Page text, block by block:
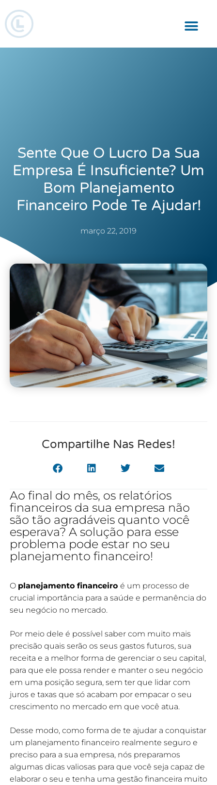
Sente Que O Lucro Da Sua
Empresa É Insuficiente? Um
Bom Planejamento
Financeiro Pode Te Ajudar!
março 22, 2019
Compartilhe Nas Redes!
Ao final do mês, os relatórios
financeiros da sua empresa não
são tão agradáveis quanto você
esperava? A solução para esse
problema pode estar no seu
planejamento financeiro!
O planejamento financeiro é um processo de
crucial importância para a saúde e permanência do
seu negócio no mercado.
Por meio dele é possível saber com muito mais
precisão quais serão os seus gastos futuros, sua
receita e a melhor forma de gerenciar o seu capital,
para que ele possa render e manter o seu negócio
em uma posição segura, sem ter que lidar com
juros e taxas que só acabam por empacar o seu
crescimento no mercado em que você atua.
Desse modo, como forma de te ajudar a conquistar
um planejamento financeiro realmente seguro e
preciso para a sua empresa, nós preparamos
algumas dicas valiosas para que você seja capaz de
elaborar o seu e tenha uma gestão financeira muito